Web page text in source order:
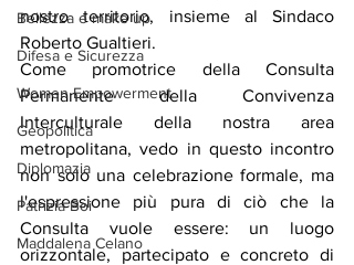
Bellezza e make up
Difesa e Sicurezza
Women Empowerment
Geopolitica
Diplomazia
Patrizia Boi
Maddalena Celano
nostro territorio, insieme al Sindaco
Roberto Gualtieri.
Come promotrice della Consulta
Permanente della Convivenza
Interculturale della nostra area
metropolitana, vedo in questo incontro
non solo una celebrazione formale, ma
l'espressione più pura di ciò che la
Consulta vuole essere: un luogo
orizzontale, partecipato e concreto di